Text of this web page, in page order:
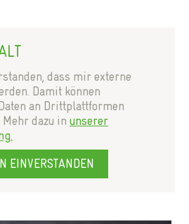
dass mir externe
Damit können
an Drittplattformen
dazu in unserer
EINVERSTANDEN